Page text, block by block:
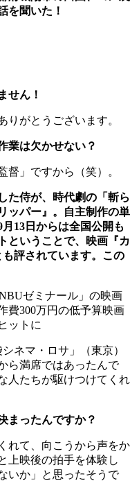
を聞いた！
せん！
がとうございます。
は欠かせない？
」ですから（笑）。
侍が、時代劇の「斬ら
ッパー』。自主制作の単
13日からは全国公開も
ということで、映画『カ
評されています。この
ゼミナール」の映画
費300万円の低予算映画
ットに
ネマ・ロサ」（東京）
ら満席ではあったんで
人たちが駆けつけてくれ
ったんですか？
れて、向こうから声をか
上映後の拍手を体験し
いか」と思ったそうで